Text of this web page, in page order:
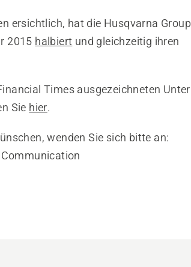
ersichtlich, hat die Husqvarna
2015 halbiert und gleichzeitig ihren
Times ausgezeichneten
Sie hier.
wenden Sie sich bitte an: